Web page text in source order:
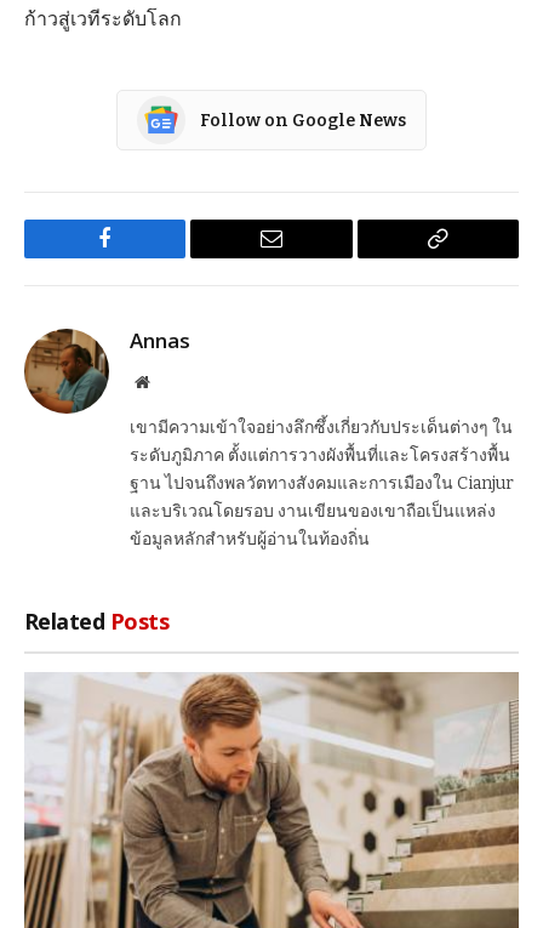
ก้าวสู่เวทีระดับโลก
Follow on Google News
Facebook Email
Copy
Annas
Website
เขามีความเข้าใจอย่างลึกซึ้งเกี่ยวกับประเด็นต่างๆ ใน
ระดับภูมิภาค ตั้งแต่การวางผังพื้นที่และโครงสร้างพื้น
ฐาน ไปจนถึงพลวัตทางสังคมและการเมืองใน Cianjur
และบริเวณโดยรอบ งานเขียนของเขาถือเป็นแหล่ง
ข้อมูลหลักสำหรับผู้อ่านในท้องถิ่น
Related Posts